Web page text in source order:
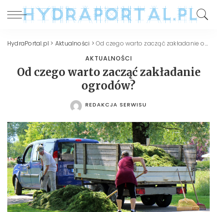
HydraPortal.pl > Aktualności >Od czego warto zacząć zakładanie ogrodów?
AKTUALNOŚCI
Od czego warto zacząć zakładanie
ogrodów?
POSTED
REDAKCJA SERWISU